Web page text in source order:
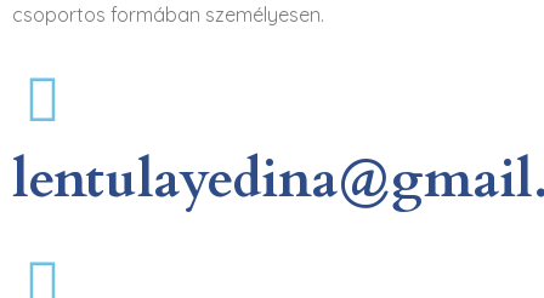
csoportos formában személyesen.